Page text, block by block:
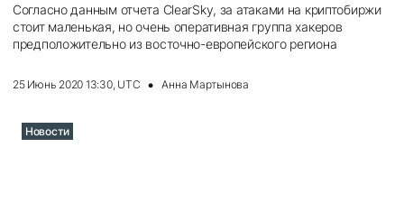
Согласно данным отчета ClearSky, за атаками на криптобиржи
стоит маленькая, но очень оперативная группа хакеров
предположительно из восточно-европейского региона
25 Июнь 2020 13:30, UTC Анна Мартынова
Новости